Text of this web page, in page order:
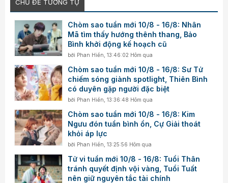
CHỦ ĐỀ TƯƠNG TỰ
Chòm sao tuần mới 10/8 - 16/8: Nhân
Mã tìm thấy hướng thênh thang, Bảo
Bình khởi động kế hoạch cũ
bởi Phan Hiền ,13:46:02 Hôm qua
Chòm sao tuần mới 10/8 - 16/8: Sư Tử
chiếm sóng giành spotlight, Thiên Bình
có duyên gặp người đặc biệt
bởi Phan Hiền ,13:36:48 Hôm qua
Chòm sao tuần mới 10/8 - 16/8: Kim
Ngưu đón tuần bình ổn, Cự Giải thoát
khỏi áp lực
bởi Phan Hiền ,13:25:56 Hôm qua
Tử vi tuần mới 10/8 - 16/8: Tuổi Thân
tránh quyết định vội vàng, Tuổi Tuất
nên giữ nguyên tắc tài chính